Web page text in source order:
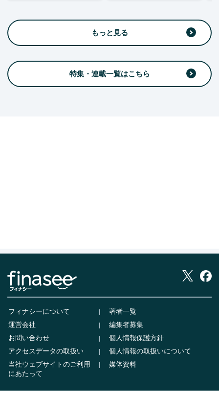
もっと見る
特集・連載一覧はこちら
フィナシーについて
著者一覧
運営会社
編集者募集
お問い合わせ
個人情報保護方針
アクセスデータの取扱い
個人情報の取扱いについて
当社ウェブサイトのご利用
にあたって
媒体資料